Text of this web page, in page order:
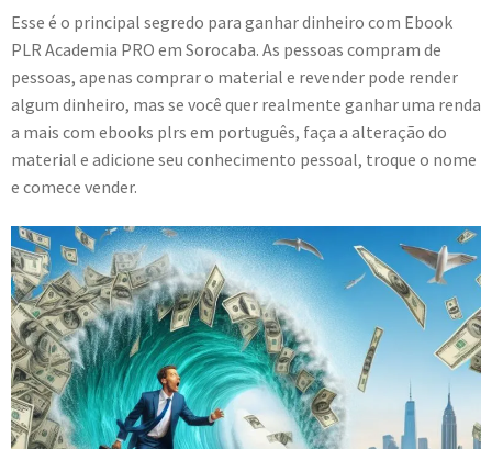
Esse é o principal segredo para ganhar dinheiro com Ebook
PLR Academia PRO em Sorocaba. As pessoas compram de
pessoas, apenas comprar o material e revender pode render
algum dinheiro, mas se você quer realmente ganhar uma renda
a mais com ebooks plrs em português, faça a alteração do
material e adicione seu conhecimento pessoal, troque o nome
e comece vender.